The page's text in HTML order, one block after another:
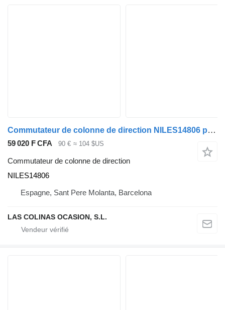
Commutateur de colonne de direction NILES14806 pour camion Nissan
59 020 F CFA 90 € ≈ 104 $US
Commutateur de colonne de direction
NILES14806
Espagne, Sant Pere Molanta, Barcelona
LAS COLINAS OCASION, S.L.